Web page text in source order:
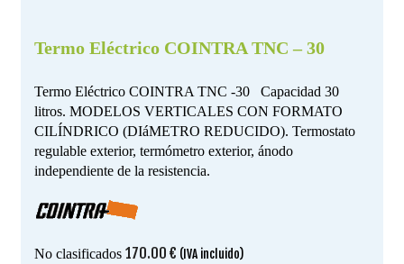
Termo Eléctrico COINTRA TNC – 30
Termo Eléctrico COINTRA TNC -30 Capacidad 30
litros. MODELOS VERTICALES CON FORMATO
CILÍNDRICO (DIáMETRO REDUCIDO). Termostato
regulable exterior, termómetro exterior, ánodo
independiente de la resistencia.
No clasificados 170.00 € (IVA incluido)